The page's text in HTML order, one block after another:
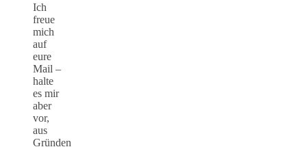
Ich
freue
mich
auf
eure
Mail –
halte
es mir
aber
vor,
aus
Gründen